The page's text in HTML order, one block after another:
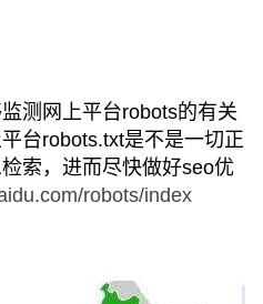
网上平台robots的有关
台robots.txt是不是一切正
索，进而尽快做好seo优
robots/index